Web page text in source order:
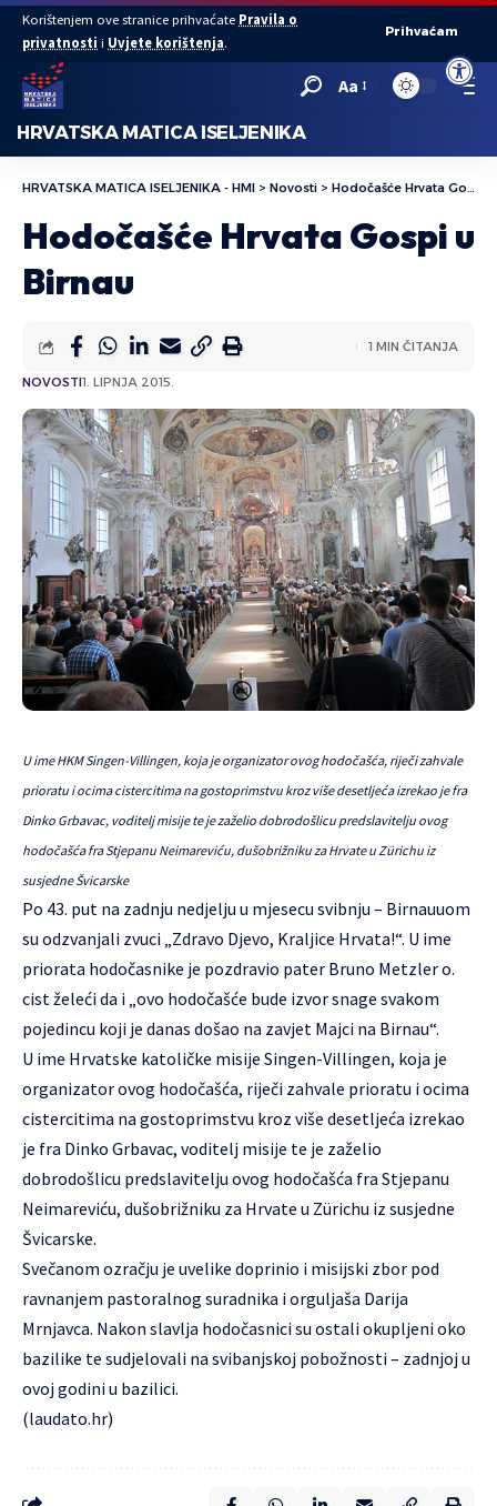
Open
Korištenjem ove stranice prihvaćate Pravila o
privatnosti i Uvjete korištenja.
Prihvaćam
Aa
HRVATSKA MATICA ISELJENIKA
HRVATSKA MATICA ISELJENIKA - HMI > Novosti > Hodočašće Hrvata Gospi u Birnau
Hodočašće Hrvata Gospi u
Birnau
NOVOSTI1. LIPNJA 2015.
1 MIN ČITANJA
U ime HKM Singen-Villingen, koja je organizator ovog hodočašća, riječi zahvale
prioratu i ocima cistercitima na gostoprimstvu kroz više desetljeća izrekao je fra
Dinko Grbavac, voditelj misije te je zaželio dobrodošlicu predslavitelju ovog
hodočašća fra Stjepanu Neimareviću, dušobrižniku za Hrvate u Zürichu iz
susjedne Švicarske
Po 43. put na zadnju nedjelju u mjesecu svibnju – Birnauuom
su odzvanjali zvuci „Zdravo Djevo, Kraljice Hrvata!“. U ime
priorata hodočasnike je pozdravio pater Bruno Metzler o.
cist želeći da i „ovo hodočašće bude izvor snage svakom
pojedincu koji je danas došao na zavjet Majci na Birnau“.
U ime Hrvatske katoličke misije Singen-Villingen, koja je
organizator ovog hodočašća, riječi zahvale prioratu i ocima
cistercitima na gostoprimstvu kroz više desetljeća izrekao
je fra Dinko Grbavac, voditelj misije te je zaželio
dobrodošlicu predslavitelju ovog hodočašća fra Stjepanu
Neimareviću, dušobrižniku za Hrvate u Zürichu iz susjedne
Švicarske.
Svečanom ozračju je uvelike doprinio i misijski zbor pod
ravnanjem pastoralnog suradnika i orguljaša Darija
Mrnjavca. Nakon slavlja hodočasnici su ostali okupljeni oko
bazilike te sudjelovali na svibanjskoj pobožnosti – zadnjoj u
ovoj godini u bazilici.
(laudato.hr)